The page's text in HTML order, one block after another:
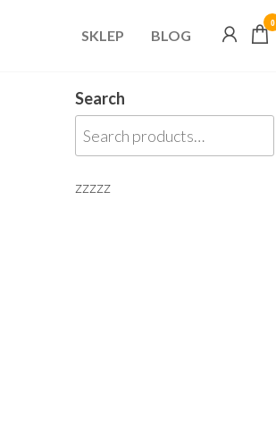
SKLEP BLOG
0
Search
zzzzz